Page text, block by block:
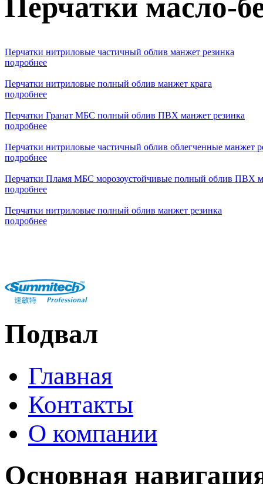
Перчатки масло-
Перчатки нитриловые частичный облив манжет резинка
подробнее
Перчатки нитриловые полный облив манжет крага
подробнее
Перчатки Гранат МБС полный облив ПВХ манжет резинка
подробнее
Перчатки нитриловые частичный облив облегченные манжет
подробнее
Перчатки Пламя МБС морозоустойчивые полный облив ПВХ
подробнее
Перчатки нитриловые полный облив манжет резинка
подробнее
Подвал
Главная
Контакты
О компании
Основная